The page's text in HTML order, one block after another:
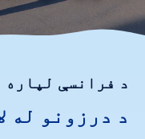
د فرانسې لپاره
د درزونو له